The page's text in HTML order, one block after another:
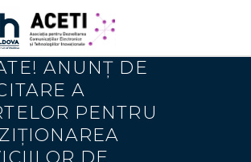
ANUNȚ DE
A
PENTRU
DE